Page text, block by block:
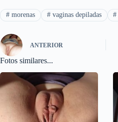
#morenas #vaginas depiladas #
ANTERIOR
Fotos similares...